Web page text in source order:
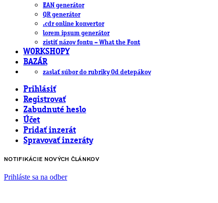
EAN generátor
QR generátor
.cdr online konvertor
lorem ipsum generátor
zistiť názov fontu – What the Font
WORKSHOPY
BAZÁR
zaslať súbor do rubriky Od detepákov
Prihlásiť
Registrovať
Zabudnuté heslo
Účet
Pridať inzerát
Spravovať inzeráty
NOTIFIKÁCIE NOVÝCH ČLÁNKOV
Prihláste sa na odber